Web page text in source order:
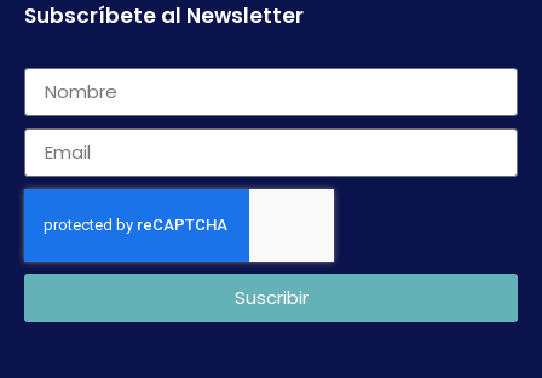
Subscríbete al Newsletter
Suscribir